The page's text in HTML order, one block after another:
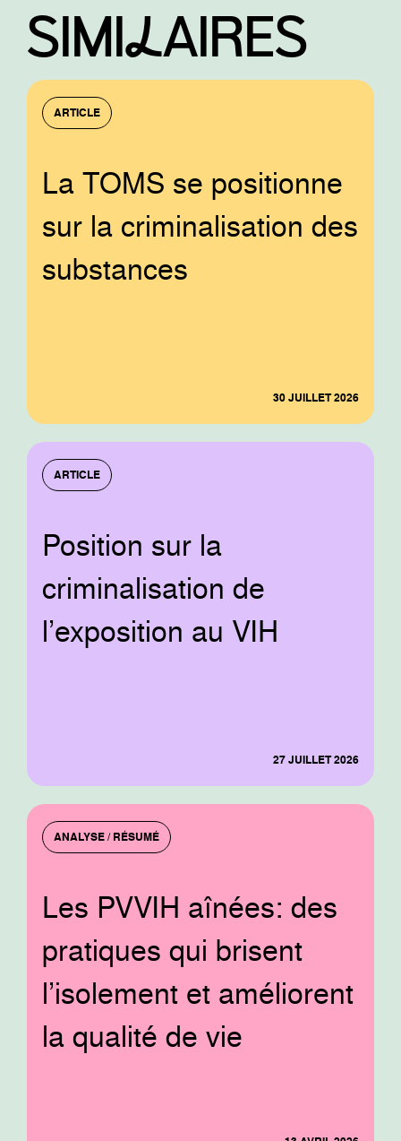
SIMIlAIRES
ARTICLE
La TOMS se positionne
sur la criminalisation des
substances
30 JUILLET 2026
ARTICLE
Position sur la
criminalisation de
l’exposition au VIH
27 JUILLET 2026
ANALYSE / RÉSUMÉ
Les PVVIH aînées: des
pratiques qui brisent
l’isolement et améliorent
la qualité de vie